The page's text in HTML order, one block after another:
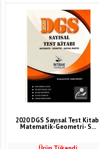
2020 DGS Sayısal Test
Matematik-Geometri- S...